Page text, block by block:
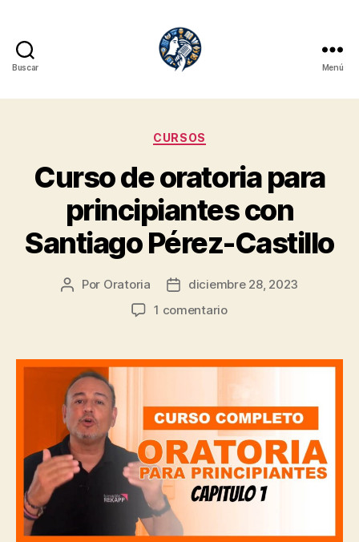
Buscar Menú
Categorías
CURSOS
Curso de oratoria para
principiantes con
Santiago Pérez-Castillo
Autor
Por Oratoria
Fechadiciembre 28, 2023
1 comentarioen
oratoria
principiantes
con
Santiago
Pérez-
Castillo